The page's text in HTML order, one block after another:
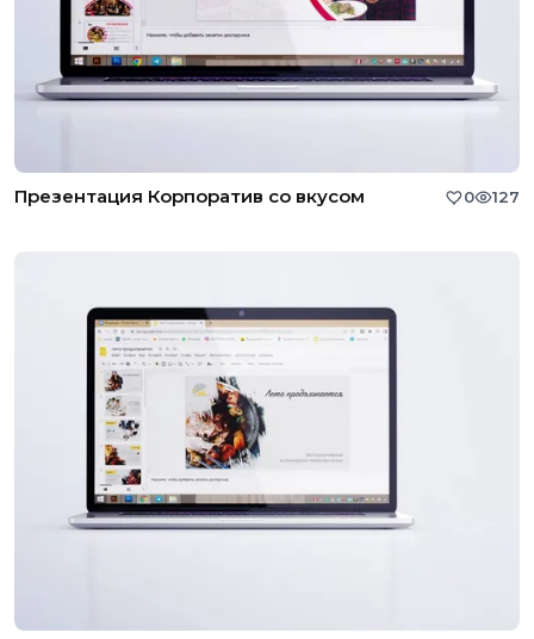
Презентация Корпоратив со вкусом 0 127